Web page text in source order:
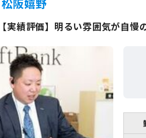
実績評価】明るい雰囲気が自慢